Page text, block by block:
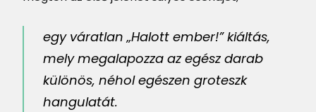
egy váratlan„Halott ember!”kiáltás,
mely megalapozza az egész darab
különös, néhol egészen groteszk
hangulatát.